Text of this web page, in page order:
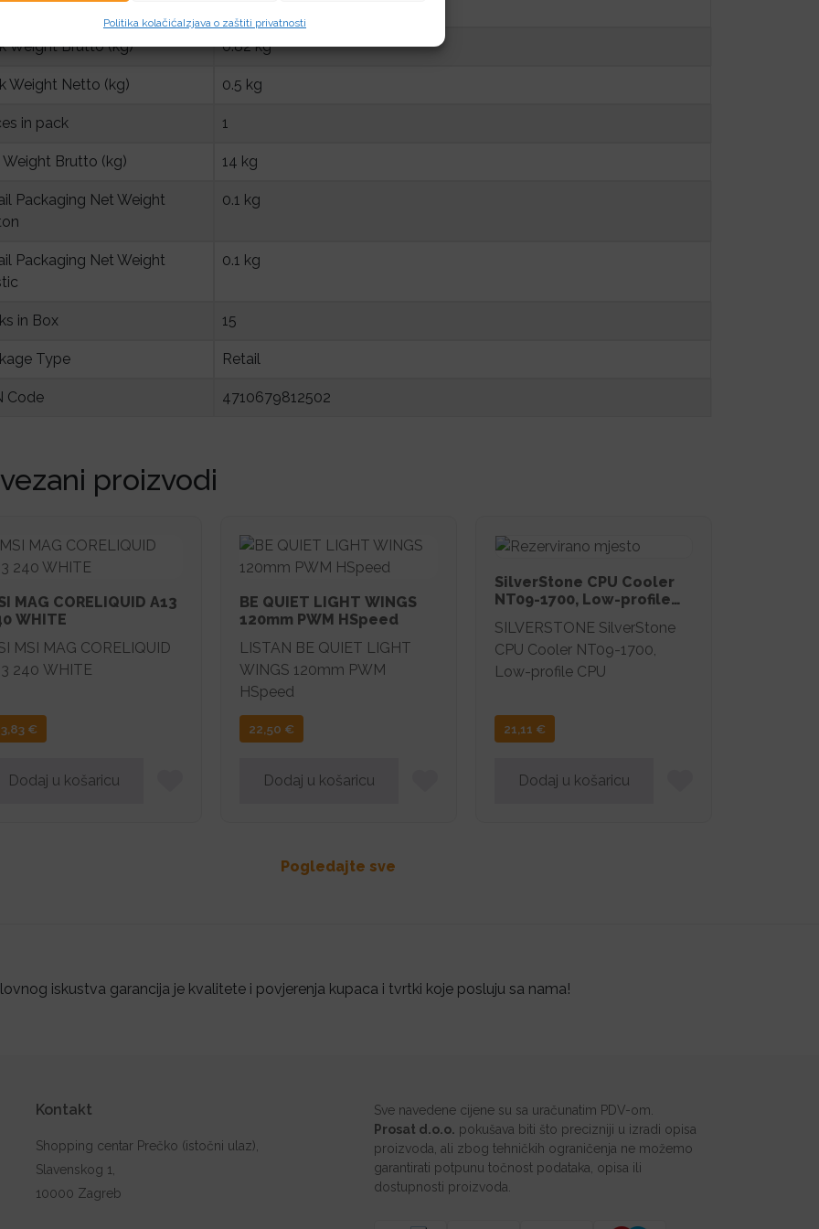
Politika kolačićaIzjava o zaštiti privatnosti
validation Criteria
Weight Brutto (kg) 0.82 kg
Weight Netto (kg) 0.5 kg
in pack 1
Weight Brutto (kg) 14 kg
Packaging Net Weight
0.1 kg
Packaging Net Weight
0.1 kg
in Box 15
Type Retail
Code 4710679812502
proizvodi
MAG CORELIQUID A13
WHITE
MSI MAG CORELIQUID
240 WHITE
€
Dodaj u košaricu
BE QUIET LIGHT WINGS
120mm PWM HSpeed
LISTAN BE QUIET LIGHT
WINGS 120mm PWM
HSpeed
22,50 €
Dodaj u košaricu
SilverStone CPU Cooler
NT09-1700, Low-profile
SILVERSTONE SilverStone
CPU Cooler NT09-1700,
Low-profile CPU
21,11 €
Dodaj u košaricu
Pogledajte sve
iskustva garancija je kvalitete i povjerenja kupaca i tvrtki koje posluju sa nama!
Kontakt
Shopping centar Prečko (istočni ulaz),
Slavenskog 1,
10000 Zagreb
Sve navedene cijene su sa uračunatim PDV-om.
Prosat d.o.o. pokušava biti što precizniji u izradi opisa
proizvoda, ali zbog tehničkih ograničenja ne možemo
garantirati potpunu točnost podataka, opisa ili
dostupnosti proizvoda.